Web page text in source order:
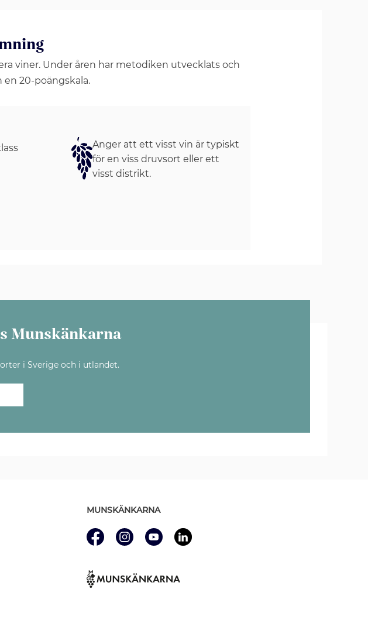
viner. Under åren har metodiken utvecklats och
20-poängskala.
Anger att ett visst vin är typiskt
för en viss druvsort eller ett
visst distrikt.
Munskänkarna
i Sverige och i utlandet.
MUNSKÄNKARNA